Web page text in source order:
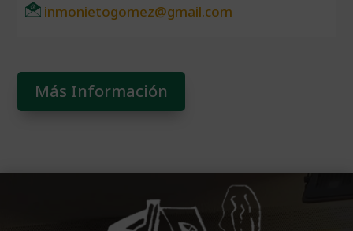
inmonietogomez@gmail.com
Más Información